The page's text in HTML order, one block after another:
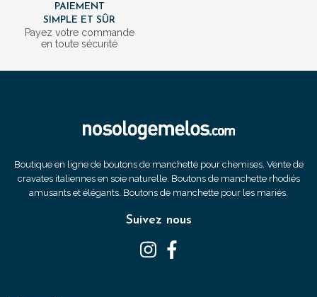
PAIEMENT
SIMPLE ET SÛR
Payez votre commande
en toute sécurité
Boutique en ligne de boutons de manchette pour chemises. Vente de
cravates italiennes en soie naturelle. Boutons de manchette rhodiés
amusants et élégants. Boutons de manchette pour les mariés.
Suivez nous